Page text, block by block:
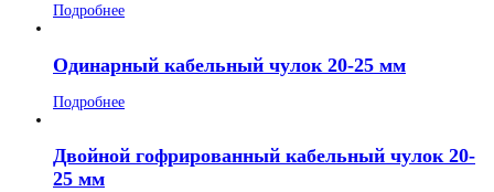
Подробнее
Одинарный кабельный чулок 20-25 мм
Подробнее
Двойной гофрированный кабельный чулок 20-
25 мм